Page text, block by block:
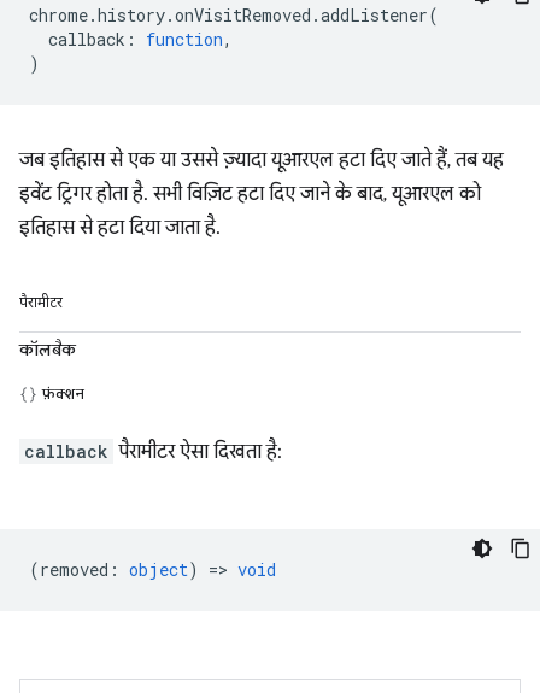
chrome.history.onVisitRemoved .addListener(
callback : function,
)
जब इतिहास से एक या उससे ज़्यादा यूआरएल हटा दिए जाते हैं, तब यह
इवेंट ट्रिगर होता है. सभी विज़िट हटा दिए जाने के बाद, यूआरएल को
इतिहास से हटा दिया जाता है.
पैरामीटर
कॉलबैक
फ़ंक्शन
callback पैरामीटर ऐसा दिखता है:
(removed : object) => void